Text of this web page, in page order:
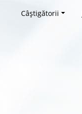
Câștigătorii